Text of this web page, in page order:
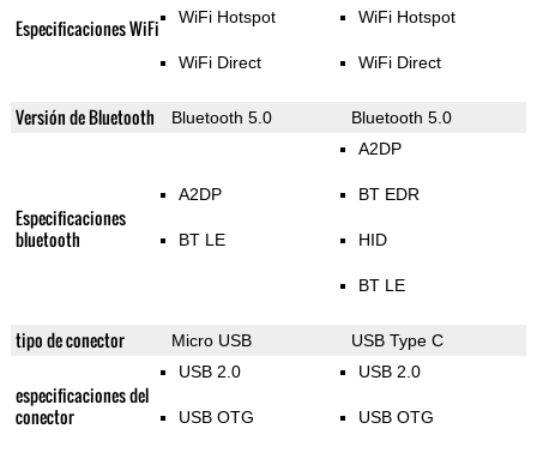
Especificaciones WiFi WiFi Hotspot
WiFi Direct
WiFi Hotspot
WiFi Direct
Versión de Bluetooth Bluetooth 5.0 Bluetooth 5.0
Especificaciones
bluetooth
A2DP
BT LE
A2DP
BT EDR
HID
BT LE
tipo de conector Micro USB USB Type C
especificaciones del
conector
USB 2.0
USB OTG
USB 2.0
USB OTG